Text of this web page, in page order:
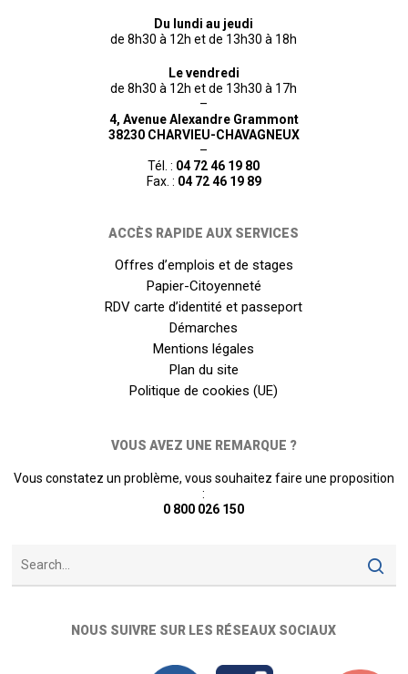
Du lundi au jeudi
de 8h30 à 12h et de 13h30 à 18h
Le vendredi
de 8h30 à 12h et de 13h30 à 17h
–
4, Avenue Alexandre Grammont
38230 CHARVIEU-CHAVAGNEUX
–
Tél. : 04 72 46 19 80
Fax. : 04 72 46 19 89
ACCÈS RAPIDE AUX SERVICES
Offres d’emplois et de stages
Papier-Citoyenneté
RDV carte d’identité et passeport
Démarches
Mentions légales
Plan du site
Politique de cookies (UE)
VOUS AVEZ UNE REMARQUE ?
Vous constatez un problème, vous souhaitez faire une proposition
:
0 800 026 150
NOUS SUIVRE SUR LES RÉSEAUX SOCIAUX